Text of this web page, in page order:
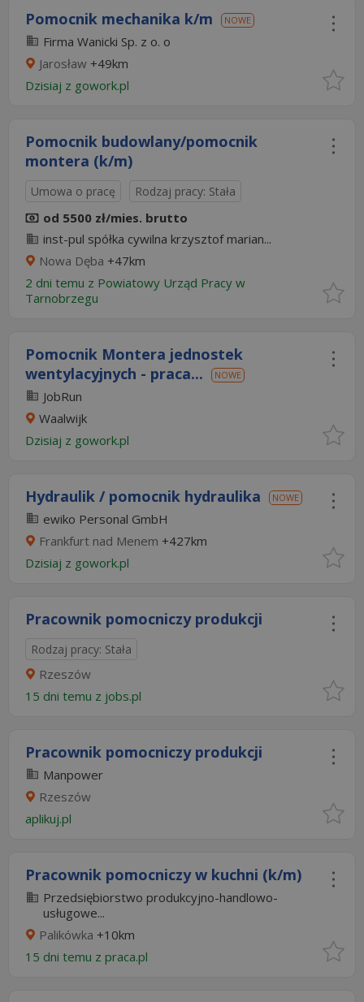
Pomocnik mechanika k/m NOWE
Firma Wanicki Sp. z o. o
Jarosław +49km
Dzisiaj z gowork.pl
Pomocnik budowlany/pomocnik
montera (k/m)
Umowa o pracę Rodzaj pracy: Stała
od 5500 zł/mies. brutto
inst-pul spółka cywilna krzysztof marian...
Nowa Dęba +47km
2 dni temu z Powiatowy Urząd Pracy w
Tarnobrzegu
Pomocnik Montera jednostek
wentylacyjnych - praca...
NOWE
JobRun
Waalwijk
Dzisiaj z gowork.pl
Hydraulik / pomocnik hydraulika NOWE
ewiko Personal GmbH
Frankfurt nad Menem +427km
Dzisiaj z gowork.pl
Pracownik pomocniczy produkcji
Rodzaj pracy: Stała
Rzeszów
15 dni temu z jobs.pl
Pracownik pomocniczy produkcji
Manpower
Rzeszów
aplikuj.pl
Pracownik pomocniczy w kuchni (k/m)
Przedsiębiorstwo produkcyjno-handlowo-
usługowe...
Palikówka +10km
15 dni temu z praca.pl